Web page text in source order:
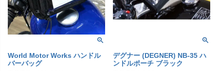
World Motor Works ハンドル
バーバッグ
デグナー (DEGNER) NB-35 ハ
ンドルポーチ ブラック